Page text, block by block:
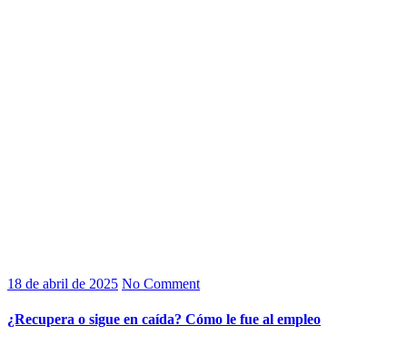
18 de abril de 2025 No Comment
¿Recupera o sigue en caída? Cómo le fue al empleo